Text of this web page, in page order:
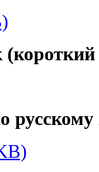
русскому